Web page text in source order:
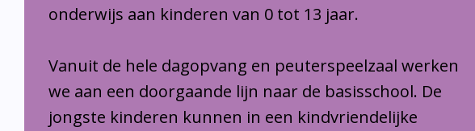
onderwijs aan kinderen van 0 tot 13 jaar.
Vanuit de hele dagopvang en peuterspeelzaal werken
we aan een doorgaande lijn naar de basisschool. De
jongste kinderen kunnen in een kindvriendelijke